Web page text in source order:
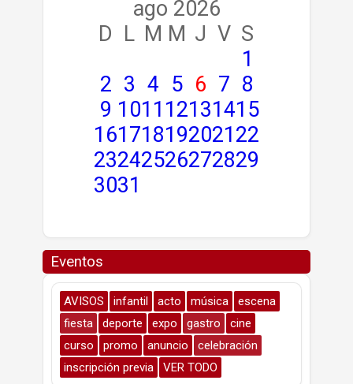
ago 2026
D L M M J V S
1
2 3 4 5 6 7 8
9 1011 12131415
16171819202122
23242526272829
3031
Eventos
AVISOS infantil acto música
escena
fiesta
deporte expo gastro
cine
curso
promo anuncio
celebración
inscripción previa
VER TODO